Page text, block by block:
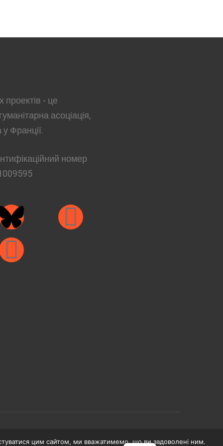
- це
асоціація,
Франції.
номер
цим сайтом, ми вважатимемо, що ви задоволені ним.